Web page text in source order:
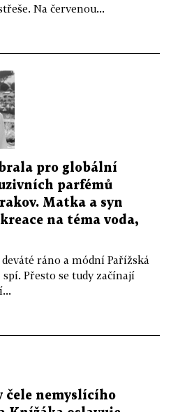
Na červenou...
pro globální
parfémů
Matka a syn
na téma voda,
ráno a módní Pařížská
Přesto se tudy začínají
čele nemyslícího